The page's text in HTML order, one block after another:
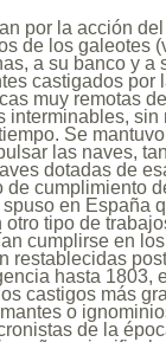
por la acción
de los galeotes
a su banco y a
castigados por
muy remotas
interminables,
Se
las naves,
dotadas de
cumplimiento
en España
tipo de
cumplirse en
restablecidas
hasta 1803,
castigos más
o
de la